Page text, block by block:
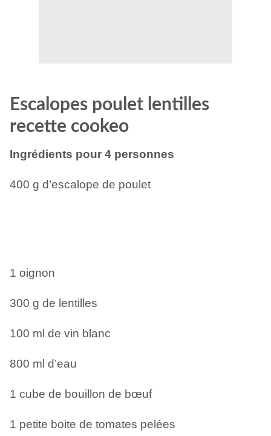
Escalopes poulet lentilles
recette cookeo
Ingrédients pour 4 personnes
400 g d’escalope de poulet
1 oignon
300 g de lentilles
100 ml de vin blanc
800 ml d’eau
1 cube de bouillon de bœuf
1 petite boite de tomates pelées